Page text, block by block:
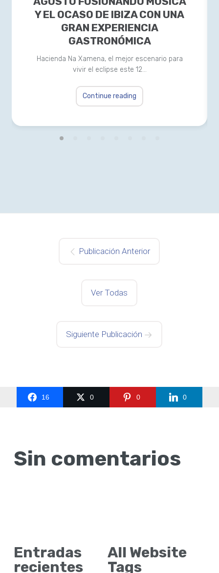
Y EL OCASO DE IBIZA CON UNA
GRAN EXPERIENCIA
GASTRONÓMICA
Hacienda Na Xamena, el mejor escenario para
vivir el eclipse este 12…
Continue reading
Publicación Anterior
Ver Todas
Siguiente Publicación
16 0 0 0
Sin comentarios
Entradas
recientes
All Website
Tags